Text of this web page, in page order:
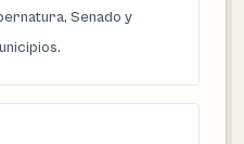
Senado y